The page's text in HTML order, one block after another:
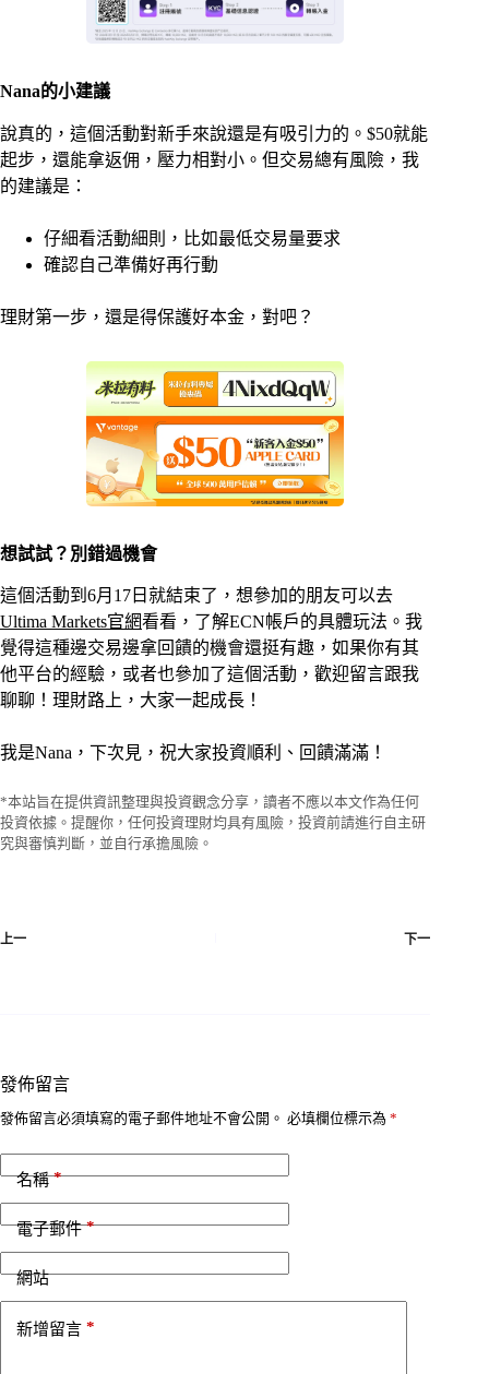
Nana的小建議
說真的，這個活動對新手來說還是有吸引力的。$50就能
起步，還能拿返佣，壓力相對小。但交易總有風險，我
的建議是：
仔細看活動細則，比如最低交易量要求
確認自己準備好再行動
理財第一步，還是得保護好本金，對吧？
想試試？別錯過機會
這個活動到6月17日就結束了，想參加的朋友可以去
Ultima Markets官網看看，了解ECN帳戶的具體玩法。我
覺得這種邊交易邊拿回饋的機會還挺有趣，如果你有其
他平台的經驗，或者也參加了這個活動，歡迎留言跟我
聊聊！理財路上，大家一起成長！
我是Nana，下次見，祝大家投資順利、回饋滿滿！
*本站旨在提供資訊整理與投資觀念分享，讀者不應以本文作為任何
投資依據。提醒你，任何投資理財均具有風險，投資前請進行自主研
究與審慎判斷，並自行承擔風險。
上一 下一
發佈留言
發佈留言必須填寫的電子郵件地址不會公開。 必填欄位標示為 *
名稱*
電子郵件*
網站
新增留言 *